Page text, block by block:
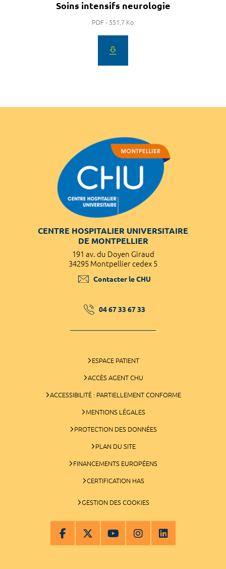
Soins intensifs neurologie
PDF - 551,7 Ko
CENTRE HOSPITALIER UNIVERSITAIRE
DE MONTPELLIER
191 av. du Doyen Giraud
34295 Montpellier cedex 5
Contacter le CHU
04 67 33 67 33
ESPACE PATIENT
ACCÈS AGENT CHU
ACCESSIBILITÉ : PARTIELLEMENT CONFORME
MENTIONS LÉGALES
PROTECTION DES DONNÉES
PLAN DU SITE
FINANCEMENTS EUROPÉENS
CERTIFICATION HAS
GESTION DES COOKIES